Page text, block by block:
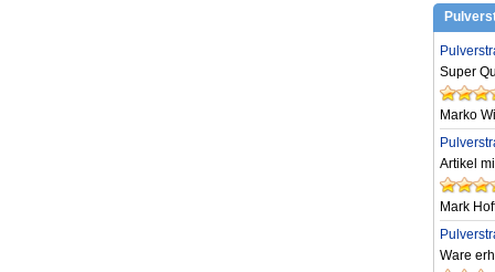
Super
Marko
Artikel
Mark
Ware